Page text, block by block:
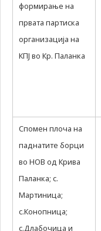
формирање на
првата партиска
организација на
КПЈ во Кр. Паланка
Спомен плоча на
паднатите борци
во НОВ од Крива
Паланка; с.
Мартиница;
с.Конопница;
с.Длабочица и